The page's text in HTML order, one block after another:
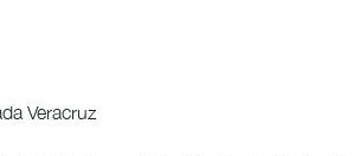
Veracruz